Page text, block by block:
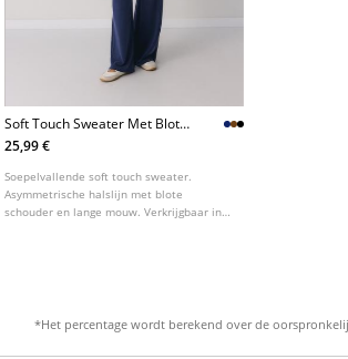
Soft Touch Sweater Met Blote
Schouder
25,99 €
Soepelvallende soft touch sweater.
Asymmetrische halslijn met blote
schouder en lange mouw. Verkrijgbaar in
*Het percentage wordt berekend over de